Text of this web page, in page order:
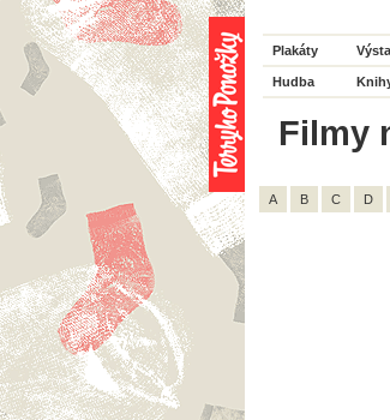
Plakáty
Hudba
Filmy
A B C D